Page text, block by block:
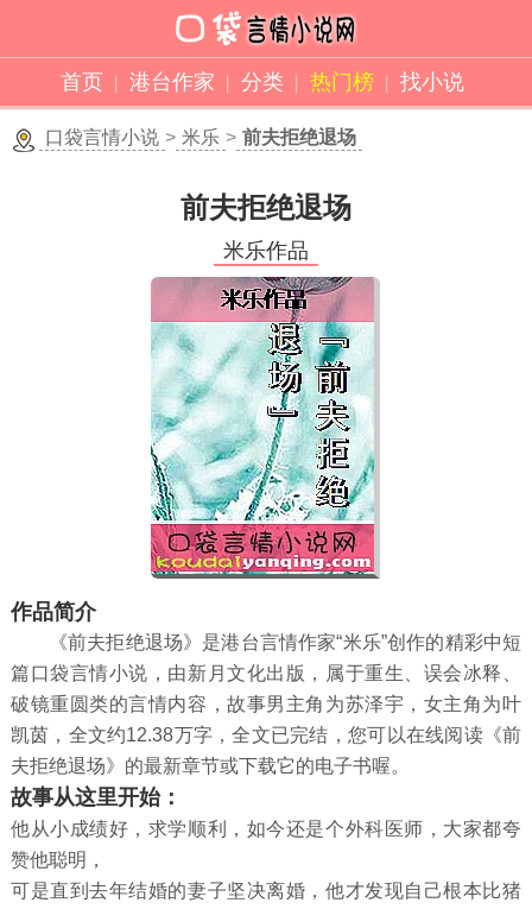
首页 港台作家 分类 热门榜 找小说
口袋言情小说 > 米乐 > 前夫拒绝退场
前夫拒绝退场
米乐作品
作品简介
《前夫拒绝退场》是港台言情作家“米乐”创作的精彩中短
篇口袋言情小说，由新月文化出版，属于重生、误会冰释、
破镜重圆类的言情内容，故事男主角为苏泽宇，女主角为叶
凯茵，全文约12.38万字，全文已完结，您可以在线阅读《前
夫拒绝退场》的最新章节或下载它的电子书喔。
故事从这里开始：
他从小成绩好，求学顺利，如今还是个外科医师，大家都夸
赞他聪明，
可是直到去年结婚的妻子坚决离婚，他才发现自己根本比猪